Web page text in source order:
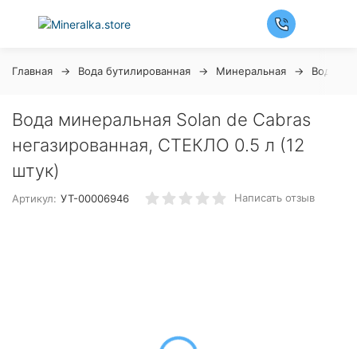
Главная Вода бутилированная Минеральная Вода
Вода минеральная Solan de Cabras
негазированная, СТЕКЛО 0.5 л (12
штук)
Артикул: УТ-00006946 Написать отзыв